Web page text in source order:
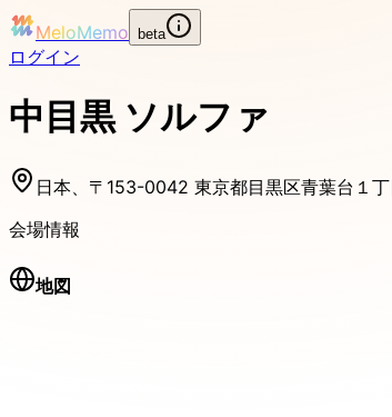
MeloMemo beta
ログイン
中目黒 ソルファ
日本、〒153-0042 東京都目黒区青葉台１
会場情報
地図